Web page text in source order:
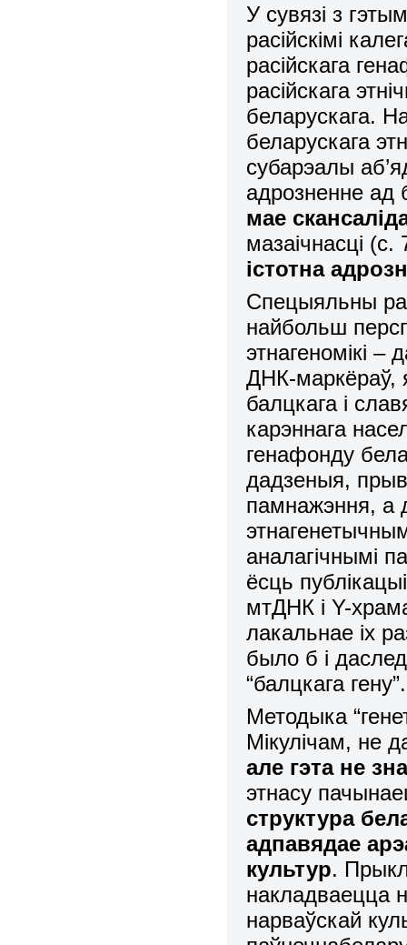
У сувязі з
расійскімі
расійскага
расійскага
беларускага.
беларускага
субарэалы
адрозненне ад
мае
мазаічнасці
істотна
Спецыяльны
найбольш
этнагеномікі –
ДНК-маркёраў,
балцкага і
карэннага
генафонду
дадзеныя,
памнажэння, а
аналагічнымі
ёсць
мтДНК і Y-
лакальнае іх
было б і
“балцкага гену”.
Методыка
Мікулічам, не
але гэта не
этнасу
структура
адпавядае
культур.
накладваецца
нарваўскай